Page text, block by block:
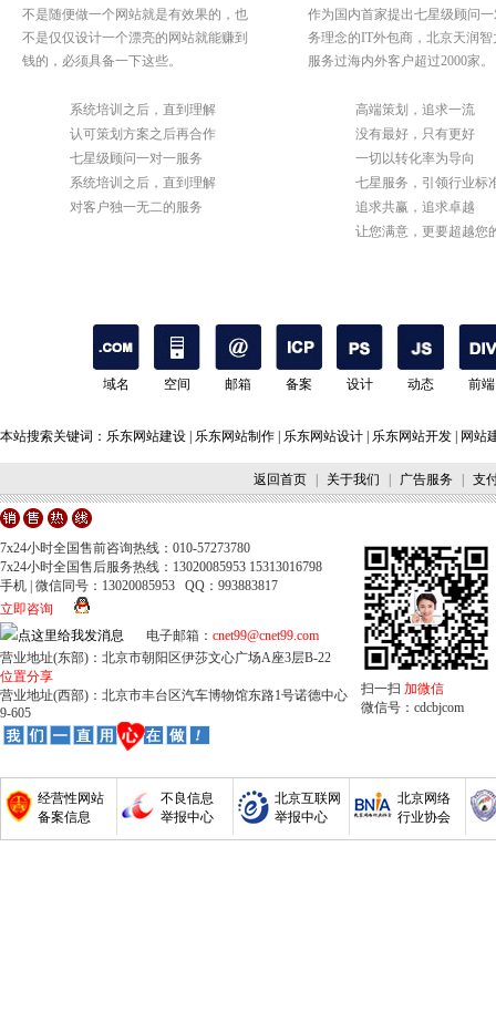
不是随便做一个网站就是有效果的，也
不是仅仅设计一个漂亮的网站就能赚到
钱的，必须具备一下这些。
系统培训之后，直到理解
认可策划方案之后再合作
七星级顾问一对一服务
系统培训之后，直到理解
对客户独一无二的服务
作为国内首家提出七星级顾问
务理念的IT外包商，北京天润智
服务过海内外客户超过2000家。
高端策划，追求一流
没有最好，只有更好
一切以转化率为导向
七星服务，引领行业标
追求共赢，追求卓越
让您满意，更要超越您
域名 空间 邮箱 备案 设计 动态 前端
本站搜索关键词： 乐东网站建设 乐东网站制作 乐东网站设计 乐东网站开发 网站
返回首页 关于我们 广告服务 支
7x24小时全国售前咨询热线：010-57273780
7x24小时全国售后服务热线：13020085953 15313016798
手机 | 微信同号：13020085953 QQ：993883817
立即咨询
电子邮箱： cnet99@cnet99.com
营业地址(东部)：北京市朝阳区伊莎文心广场A座3层B-22
位置分享
营业地址(西部)：北京市丰台区汽车博物馆东路1号诺德中心
9-605
扫一扫 加微信
微信号：cdcbjcom
经营性网站
备案信息
不良信息
举报中心
北京互联网
举报中心
北京网络
行业协会